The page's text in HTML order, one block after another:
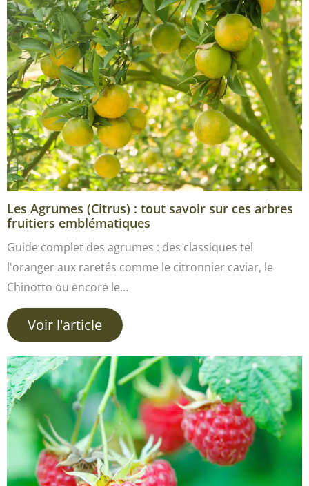
Les Agrumes (Citrus) : tout savoir sur ces arbres
fruitiers emblématiques
Guide complet des agrumes : des classiques tel
l'oranger aux raretés comme le citronnier caviar, le
Chinotto ou encore le…
Voir l'article